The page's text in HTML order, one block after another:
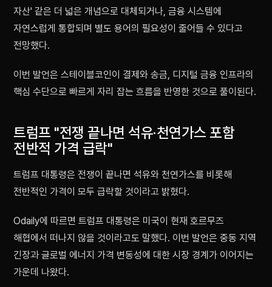
자산' 같은 더 넓은 개념으로 대체되거나, 금융 시스템에
자연스럽게 통합되며 별도 용어의 필요성이 줄어들 수 있다고
전망했다.
이번 발언은 스테이블코인이 결제와 송금, 디지털 금융 인프라의
핵심 수단으로 빠르게 자리 잡는 흐름을 반영한 것으로 풀이된다.
트럼프 "전쟁 끝나면 석유·천연가스 포함
전반적 가격 급락"
트럼프 대통령은 전쟁이 끝나면 석유와 천연가스를 비롯해
전반적인 가격이 모두 급락할 것이라고 밝혔다.
Odaily에 따르면 트럼프 대통령은 미국이 현재 호르무즈
해협에서 떠나지 않을 것이라고도 말했다. 이번 발언은 중동 지역
긴장과 글로벌 에너지 가격 변동성에 대한 시장 경계가 이어지는
가운데 나왔다.